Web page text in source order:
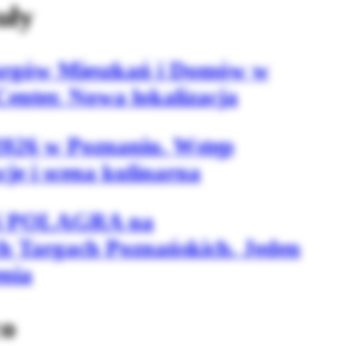
Mieszkań i Domów w
Nowa lokalizacja
w Poznaniu. Wstęp
i scena kulinarna
POLAGRA na
Targach Poznańskich. Jeden